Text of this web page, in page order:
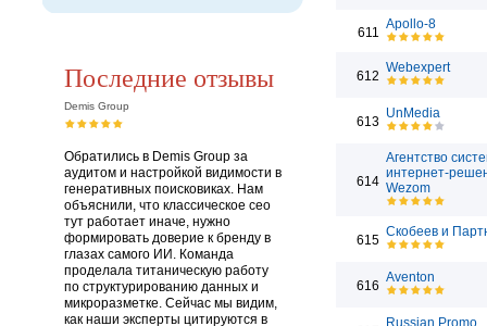
Последние отзывы
Demis Group
Обратились в Demis Group за
аудитом и настройкой видимости в
генеративных поисковиках. Нам
объяснили, что классическое сео
тут работает иначе, нужно
формировать доверие к бренду в
глазах самого ИИ. Команда
проделала титаническую работу
по структурированию данных и
микроразметке. Сейчас мы видим,
как наши эксперты цитируются в
611
Apollo-8
612
Webexpert
613
UnMedia
614
Агентство
интернет-
Wezom
615
Скобеев и
616
Aventon
Russian Promo